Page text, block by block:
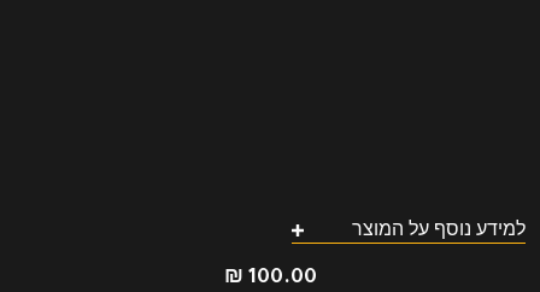
למידע נוסף על המוצר
₪ 100.00